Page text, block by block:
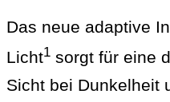
Das neue adaptive
Licht1 sorgt für eine
Sicht bei Dunkelheit